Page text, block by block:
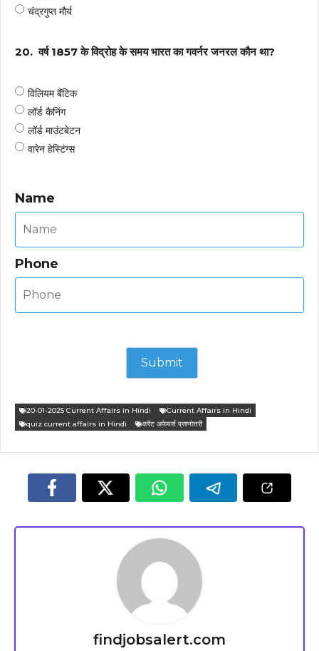
चंद्रगुप्त मौर्य
20. वर्ष 1857 के विद्रोह के समय भारत का गवर्नर जनरल कौन था?
विलियम बैंटिक
लॉर्ड कैनिंग
लॉर्ड माउंटबेटन
वारेन हेस्टिंग्स
Name
Phone
20-01-2025 Current Affairs in Hindi
Current Affairs in Hindi
quiz current affairs in Hindi
करेंट अफेयर्स प्रश्नोत्तरी
findjobsalert.com